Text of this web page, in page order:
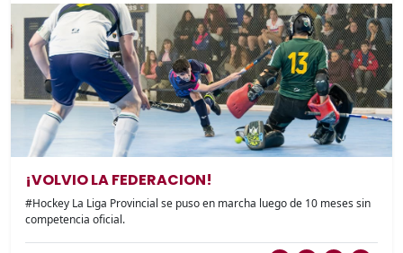
¡VOLVIO LA FEDERACION!
#Hockey La Liga Provincial se puso en marcha luego de 10 meses sin
competencia oficial.